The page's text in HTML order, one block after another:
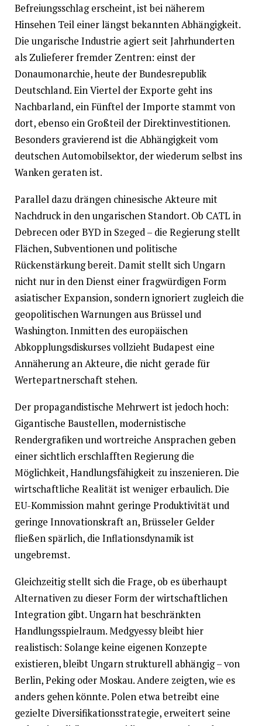
Befreiungsschlag erscheint, ist bei näherem
Hinsehen Teil einer längst bekannten Abhängigkeit.
Die ungarische Industrie agiert seit Jahrhunderten
als Zulieferer fremder Zentren: einst der
Donaumonarchie, heute der Bundesrepublik
Deutschland. Ein Viertel der Exporte geht ins
Nachbarland, ein Fünftel der Importe stammt von
dort, ebenso ein Großteil der Direktinvestitionen.
Besonders gravierend ist die Abhängigkeit vom
deutschen Automobilsektor, der wiederum selbst ins
Wanken geraten ist.
Parallel dazu drängen chinesische Akteure mit
Nachdruck in den ungarischen Standort. Ob CATL in
Debrecen oder BYD in Szeged – die Regierung stellt
Flächen, Subventionen und politische
Rückenstärkung bereit. Damit stellt sich Ungarn
nicht nur in den Dienst einer fragwürdigen Form
asiatischer Expansion, sondern ignoriert zugleich die
geopolitischen Warnungen aus Brüssel und
Washington. Inmitten des europäischen
Abkopplungsdiskurses vollzieht Budapest eine
Annäherung an Akteure, die nicht gerade für
Wertepartnerschaft stehen.
Der propagandistische Mehrwert ist jedoch hoch:
Gigantische Baustellen, modernistische
Rendergrafiken und wortreiche Ansprachen geben
einer sichtlich erschlafften Regierung die
Möglichkeit, Handlungsfähigkeit zu inszenieren. Die
wirtschaftliche Realität ist weniger erbaulich. Die
EU-Kommission mahnt geringe Produktivität und
geringe Innovationskraft an, Brüsseler Gelder
fließen spärlich, die Inflationsdynamik ist
ungebremst.
Gleichzeitig stellt sich die Frage, ob es überhaupt
Alternativen zu dieser Form der wirtschaftlichen
Integration gibt. Ungarn hat beschränkten
Handlungsspielraum. Medgyessy bleibt hier
realistisch: Solange keine eigenen Konzepte
existieren, bleibt Ungarn strukturell abhängig – von
Berlin, Peking oder Moskau. Andere zeigten, wie es
anders gehen könnte. Polen etwa betreibt eine
gezielte Diversifikationsstrategie, erweitert seine